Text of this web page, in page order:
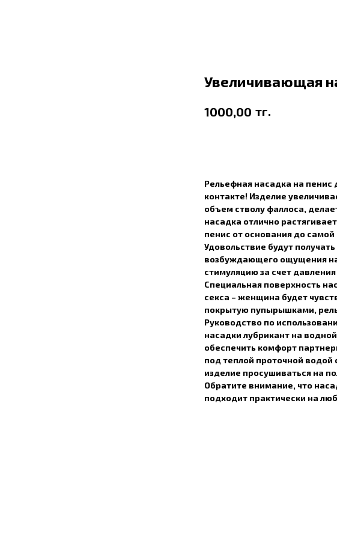
Увеличивающая
1000,00 тг.
Рельефная насадка на пенис
контакте! Изделие
объем стволу фаллоса,
насадка отлично
пенис от основания до самой
Удовольствие будут
возбуждающего ощущения
стимуляцию за счет
Специальная поверхность
секса – женщина будет
покрытую пупырышками,
Руководство по
насадки лубрикант на
обеспечить комфорт
под теплой проточной
изделие просушиваться на
Обратите внимание, что
подходит практически на